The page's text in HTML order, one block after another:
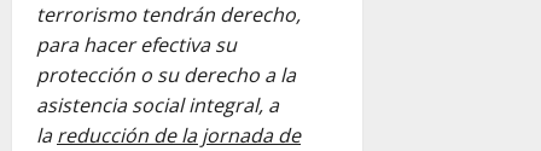
terrorismo tendrán derecho,
para hacer efectiva su
protección o su derecho a la
asistencia social integral, a
lareducción de la jornada de